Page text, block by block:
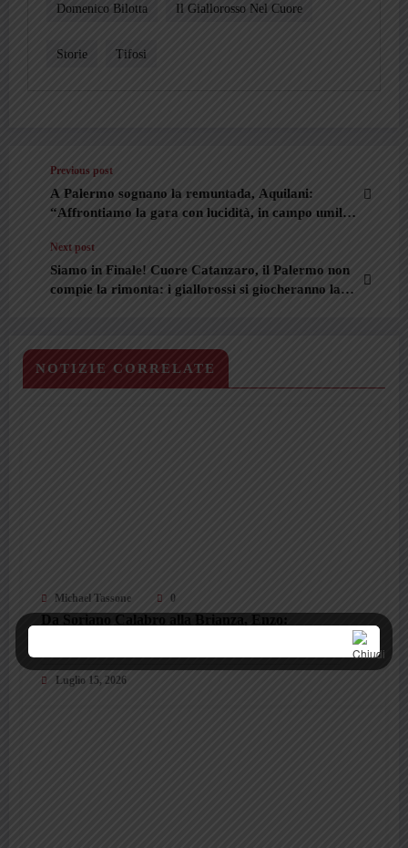
Domenico Bilotta Il Giallorosso Nel Cuore
Storie Tifosi
Previous post
A Palermo sognano la remuntada, Aquilani:
“Affrontiamo la gara con lucidità, in campo umiltà
Next post
Siamo in Finale! Cuore Catanzaro, il Palermo non
compie la rimonta: i giallorossi si giocheranno la
NOTIZIE CORRELATE
Michael Tassone 0
Da Soriano Calabro alla Brianza, Enzo:
Luglio 15, 2026